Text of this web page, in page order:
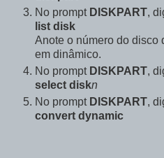
No prompt DISKPART,
list disk
Anote o número do disco
em dinâmico.
No prompt DISKPART,
select diskn
No prompt DISKPART,
convert dynamic